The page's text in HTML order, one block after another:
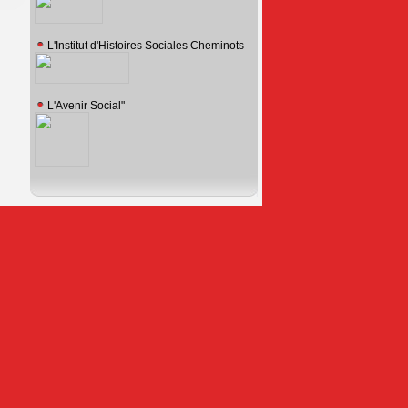
L'Institut d'Histoires Sociales Cheminots
L'Avenir Social"